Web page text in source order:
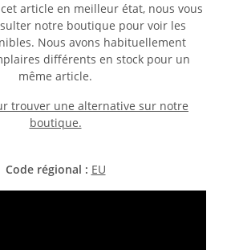
article en meilleur état, nous vous
notre boutique pour voir les
Nous avons habituellement
différents en stock pour un
même article.
trouver une alternative sur notre
boutique.
Code régional : EU